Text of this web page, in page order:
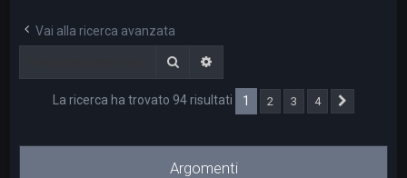
Vai alla ricerca avanzata
Cerca
La ricerca ha trovato 94 risultati 1 2 3 4
Argomenti